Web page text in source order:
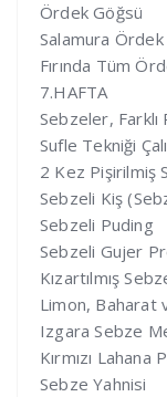
Ördek Göğsü
Salamura Ördek
Fırında Tüm
7.HAFTA
Sebzeler,
Sufle Tekniği
2 Kez Pişirilmiş
Sebzeli Kiş
Sebzeli Puding
Sebzeli Gujer
Kızartılmış
Limon, Baharat
Izgara Sebze
Kırmızı Lahana
Sebze Yahnisi